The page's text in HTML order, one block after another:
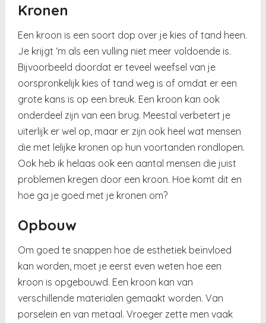
Kronen
Een kroon is een soort dop over je kies of tand heen.
Je krijgt ‘m als een vulling niet meer voldoende is.
Bijvoorbeeld doordat er teveel weefsel van je
oorspronkelijk kies of tand weg is of omdat er een
grote kans is op een breuk. Een kroon kan ook
onderdeel zijn van een brug. Meestal verbetert je
uiterlijk er wel op, maar er zijn ook heel wat mensen
die met lelijke kronen op hun voortanden rondlopen.
Ook heb ik helaas ook een aantal mensen die juist
problemen kregen door een kroon. Hoe komt dit en
hoe ga je goed met je kronen om?
Opbouw
Om goed te snappen hoe de esthetiek beïnvloed
kan worden, moet je eerst even weten hoe een
kroon is opgebouwd. Een kroon kan van
verschillende materialen gemaakt worden. Van
porselein en van metaal. Vroeger zette men vaak